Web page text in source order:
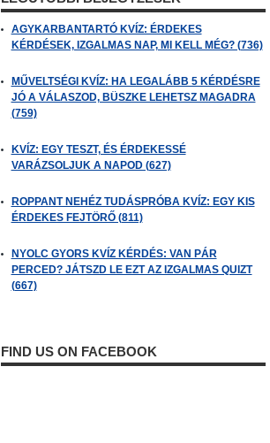
AGYKARBANTARTÓ KVÍZ: ÉRDEKES
KÉRDÉSEK, IZGALMAS NAP, MI KELL MÉG? (736)
MŰVELTSÉGI KVÍZ: HA LEGALÁBB 5 KÉRDÉSRE
JÓ A VÁLASZOD, BÜSZKE LEHETSZ MAGADRA
(759)
KVÍZ: EGY TESZT, ÉS ÉRDEKESSÉ
VARÁZSOLJUK A NAPOD (627)
ROPPANT NEHÉZ TUDÁSPRÓBA KVÍZ: EGY KIS
ÉRDEKES FEJTÖRŐ (811)
NYOLC GYORS KVÍZ KÉRDÉS: VAN PÁR
PERCED? JÁTSZD LE EZT AZ IZGALMAS QUIZT
(667)
FIND US ON FACEBOOK